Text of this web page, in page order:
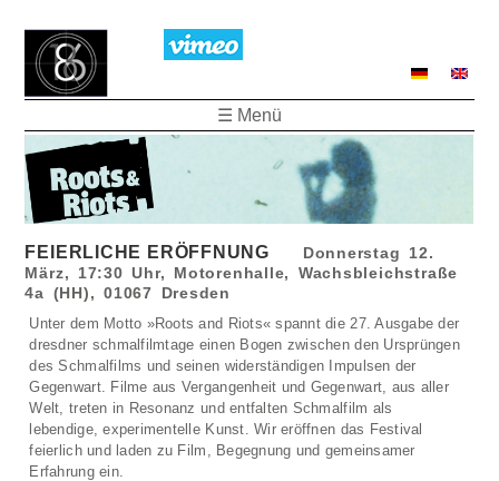
☰ Menü
FEIERLICHE ERÖFFNUNG
Donnerstag 12.
März, 17:30 Uhr, Motorenhalle, Wachsbleichstraße
4a (HH), 01067 Dresden
Unter dem Motto »Roots and Riots« spannt die 27. Ausgabe der
dresdner schmalfilmtage einen Bogen zwischen den Ursprüngen
des Schmalfilms und seinen widerständigen Impulsen der
Gegenwart. Filme aus Vergangenheit und Gegenwart, aus aller
Welt, treten in Resonanz und entfalten Schmalfilm als
lebendige, experimentelle Kunst. Wir eröffnen das Festival
feierlich und laden zu Film, Begegnung und gemeinsamer
Erfahrung ein.